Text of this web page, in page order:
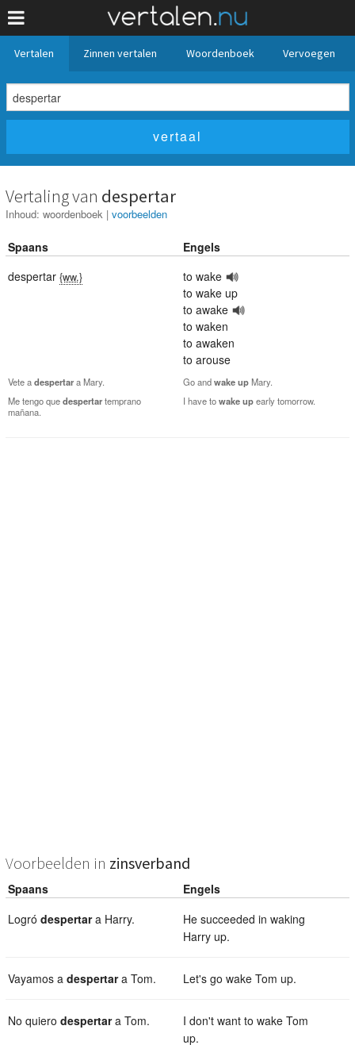
Vertalen Zinnen vertalen Woordenboek Vervoegen
Vertaling van despertar
Inhoud: woordenboek | voorbeelden
Spaans
Engels
despertar {ww.}
to wake
to wake up
to awake
to waken
to awaken
to arouse
Vete adespertara Mary. Go andwakeupMary.
Me tengo quedespertartemprano
mañana.
I have towakeupearly tomorrow.
Voorbeelden in zinsverband
Spaans
Engels
Logró despertara Harry.
He succeeded in waking
Harry up.
Vayamos a despertara Tom. Let's go wake Tom up.
No quiero despertara Tom.
I don't want to wake Tom
up.